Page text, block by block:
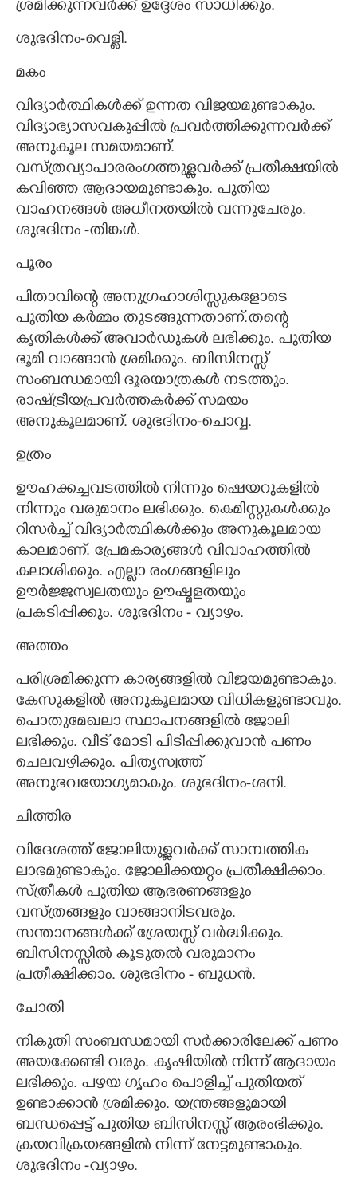
ശ്രമിക്കുന്നവർക്ക് ഉദ്ദേശം സാധിക്കും.
ശുഭദിനം-വെള്ളി.
മകം
വിദ്യാർത്ഥികൾക്ക് ഉന്നത വിജയമുണ്ടാകും.
വിദ്യാഭ്യാസവകുപ്പിൽ പ്രവർത്തിക്കുന്നവർക്ക്
അനുകൂല സമയമാണ്.
വസ്ത്രവ്യാപാരരംഗത്തുള്ളവർക്ക് പ്രതീക്ഷയിൽ
കവിഞ്ഞ ആദായമുണ്ടാകും. പുതിയ
വാഹനങ്ങൾ അധീനതയിൽ വന്നുചേരും.
ശുഭദിനം -തിങ്കൾ.
പൂരം
പിതാവിന്റെ അനുഗ്രഹാശിസ്സുകളോടെ
പുതിയ കർമ്മം തുടങ്ങുന്നതാണ്.തന്റെ
കൃതികൾക്ക് അവാർഡുകൾ ലഭിക്കും. പുതിയ
ഭൂമി വാങ്ങാൻ ശ്രമിക്കും. ബിസിനസ്സ്
സംബന്ധമായി ദൂരയാത്രകൾ നടത്തും.
രാഷ്ട്രീയപ്രവർത്തകർക്ക് സമയം
അനുകൂലമാണ്. ശുഭദിനം-ചൊവ്വ.
ഉത്രം
ഊഹക്കച്ചവടത്തിൽ നിന്നും ഷെയറുകളിൽ
നിന്നും വരുമാനം ലഭിക്കും. കെമിസ്റ്റുകൾക്കും
റിസർച്ച് വിദ്യാർത്ഥികൾക്കും അനുകൂലമായ
കാലമാണ്. പ്രേമകാര്യങ്ങൾ വിവാഹത്തിൽ
കലാശിക്കും. എല്ലാ രംഗങ്ങളിലും
ഊർജ്ജസ്വലതയും ഊഷ്മളതയും
പ്രകടിപ്പിക്കും. ശുഭദിനം - വ്യാഴം.
അത്തം
പരിശ്രമിക്കുന്ന കാര്യങ്ങളിൽ വിജയമുണ്ടാകും.
കേസുകളിൽ അനുകൂലമായ വിധികളുണ്ടാവും.
പൊതുമേഖലാ സ്ഥാപനങ്ങളിൽ ജോലി
ലഭിക്കും. വീട് മോടി പിടിപ്പിക്കുവാൻ പണം
ചെലവഴിക്കും. പിതൃസ്വത്ത്
അനുഭവയോഗ്യമാകും. ശുഭദിനം-ശനി.
ചിത്തിര
വിദേശത്ത് ജോലിയുള്ളവർക്ക് സാമ്പത്തിക
ലാഭമുണ്ടാകും. ജോലിക്കയറ്റം പ്രതീക്ഷിക്കാം.
സ്ത്രീകൾ പുതിയ ആഭരണങ്ങളും
വസ്ത്രങ്ങളും വാങ്ങാനിടവരും.
സന്താനങ്ങൾക്ക് ശ്രേയസ്സ് വർദ്ധിക്കും.
ബിസിനസ്സിൽ കൂടുതൽ വരുമാനം
പ്രതീക്ഷിക്കാം. ശുഭദിനം - ബുധൻ.
ചോതി
നികുതി സംബന്ധമായി സർക്കാരിലേക്ക് പണം
അയക്കേണ്ടി വരും. കൃഷിയിൽ നിന്ന് ആദായം
ലഭിക്കും. പഴയ ഗൃഹം പൊളിച്ച് പുതിയത്
ഉണ്ടാക്കാൻ ശ്രമിക്കും. യന്ത്രങ്ങളുമായി
ബന്ധപ്പെട്ട് പുതിയ ബിസിനസ്സ് ആരംഭിക്കും.
ക്രയവിക്രയങ്ങളിൽ നിന്ന് നേട്ടമുണ്ടാകും.
ശുഭദിനം -വ്യാഴം.